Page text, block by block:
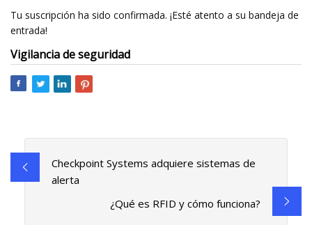
Tu suscripción ha sido confirmada. ¡Esté atento a su bandeja de
entrada!
Vigilancia de seguridad
Checkpoint Systems adquiere sistemas de
alerta
¿Qué es RFID y cómo funciona?